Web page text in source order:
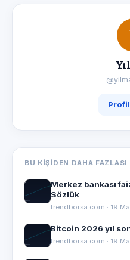
BU KIŞIDEN DAHA FAZLASI
Merkez bankası
Sözlük
trendborsa.com · 19
Bitcoin 2026 yıl
trendborsa.com · 19